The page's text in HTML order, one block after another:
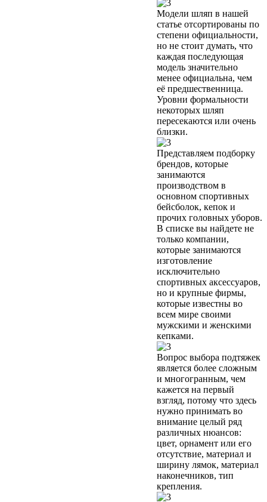
Модели шляп в нашей
статье отсортированы по
степени официальности,
но не стоит думать, что
каждая последующая
модель значительно
менее официальна, чем
её предшественница.
Уровни формальности
некоторых шляп
пересекаются или очень
близки.
Представляем подборку
брендов, которые
занимаются
производством в
основном спортивных
бейсболок, кепок и
прочих головных уборов.
В списке вы найдете не
только компании,
которые занимаются
изготовление
исключительно
спортивных аксессуаров,
но и крупные фирмы,
которые известны во
всем мире своими
мужскими и женскими
кепками.
Вопрос выбора подтяжек
является более сложным
и многогранным, чем
кажется на первый
взгляд, потому что здесь
нужно принимать во
внимание целый ряд
различных нюансов:
цвет, орнамент или его
отсутствие, материал и
ширину лямок, материал
наконечников, тип
крепления.